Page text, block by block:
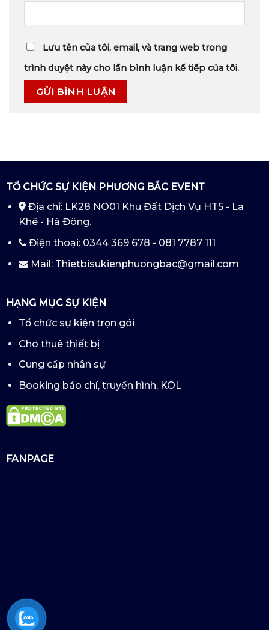
Lưu tên của tôi, email, và trang web trong
trình duyệt này cho lần bình luận kế tiếp của tôi.
TỔ CHỨC SỰ KIỆN PHƯƠNG BẮC EVENT
Địa chỉ: LK28 NO01 Khu Đất Dịch Vụ HT5 - La
Khê - Hà Đông.
Điện thoại: 0344 369 678 - 081 7787 111
Mail: Thietbisukienphuongbac@gmail.com
HẠNG MỤC SỰ KIỆN
Tổ chức sự kiện trọn gói
Cho thuê thiết bị
Cung cấp nhân sự
Booking báo chí, truyền hình, KOL
FANPAGE